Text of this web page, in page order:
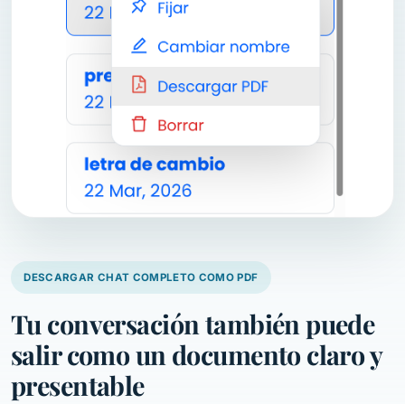
DESCARGAR CHAT COMPLETO COMO PDF
Tu conversación también puede
salir como un documento claro y
presentable